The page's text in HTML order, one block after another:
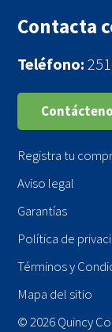
Contacta
Teléfono:
Registra tu
Aviso legal
Garantías
Política de
Términos y
Mapa del sitio
© 2026 Quincy